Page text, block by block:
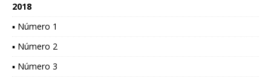
2018
▪ Número 1
▪ Número 2
▪ Número 3